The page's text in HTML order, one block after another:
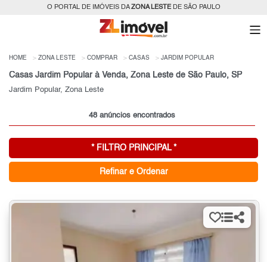
O PORTAL DE IMÓVEIS DAZONA LESTEDE SÃO PAULO
HOME ZONA LESTE COMPRAR CASAS JARDIM POPULAR
Casas Jardim Popular à Venda, Zona Leste de São Paulo, SP
Jardim Popular, Zona Leste
48 anúncios encontrados
* FILTRO PRINCIPAL *
Refinar e Ordenar